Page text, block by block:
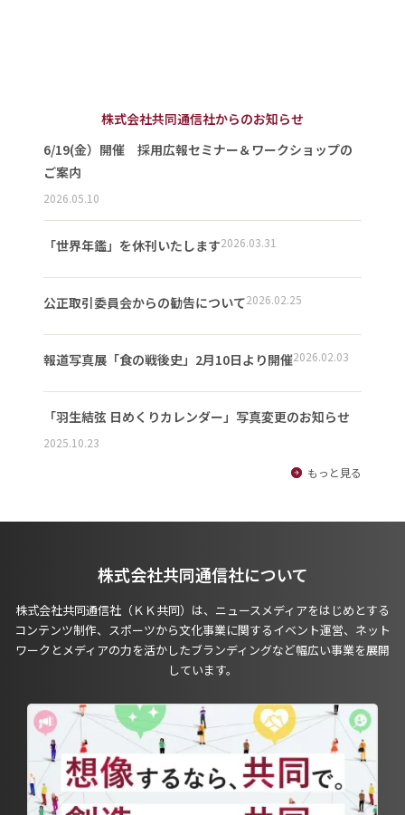
株式会社共同通信社からのお知らせ
6/19(金）開催 採用広報セミナー＆ワークショップの
ご案内
2026.05.10
「世界年鑑」を休刊いたします2026.03.31
公正取引委員会からの勧告について2026.02.25
報道写真展「食の戦後史」2月10日より開催2026.02.03
「羽生結弦 日めくりカレンダー」写真変更のお知らせ
2025.10.23
もっと見る
株式会社共同通信社について
株式会社共同通信社（ＫＫ共同）は、ニュースメディアをはじめとする
コンテンツ制作、スポーツから文化事業に関するイベント運営、ネット
ワークとメディアの力を活かしたブランディングなど幅広い事業を展開
しています。